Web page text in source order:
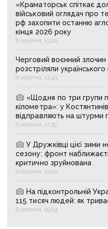
«Краматорськ спіткає
військовий оглядач про
рф захопити останню
кінця 2026 року
6 серпня, 13:20
Черговий воєнний
розстріляли
6 серпня, 12:43
«Щодня по три групи
кілометра»: у
відправляють на штурми
6 серпня, 11:35
У Дружківці цієї зими
сезону: фронт
критично зруйнована
6 серпня, 10:20
На підконтрольній
115 тисяч людей: як
6 серпня, 09:54